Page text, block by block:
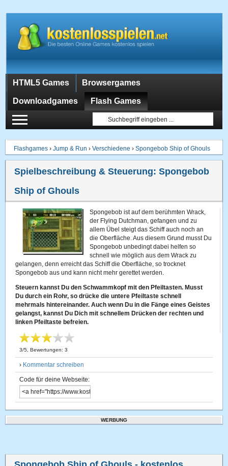
HTML5 Games Browsergames
Downloadgames Flash Games
Flashgames ›Jump & Run ›Verschiedene ›Spongebob Ship of Ghouls
Spielbeschreibung & Steuerung:Spongebob
Ship of Ghouls
Spongebob ist auf dem berühmten Wrack,
der Flying Dutchman, gefangen und zu
allem Übel steigt das Schiff auch noch an
die Oberfläche. Aus diesem Grund musst Du
Spongebob unbedingt dabei helfen so
schnell wie möglich aus dem Wrack zu
gelangen, denn erreicht das Schiff die Oberfläche, so trocknet
Spongebob aus und kann nicht mehr gerettet werden.
Steuern kannst Du den Schwammkopf mit den Pfeiltasten. Musst
Du durch ein Rohr, so drücke die untere Pfeiltaste schnell
mehrmals hintereinander. Auch wenn Du in die Fänge eines Geistes
gelangst, kannst Du Dich mit schnellem Drücken der rechten und
linken Pfeiltaste befreien.
3/5 , Bewertungen:3
› Kommentar schreiben
Code für deine Webseite:
WERBUNG